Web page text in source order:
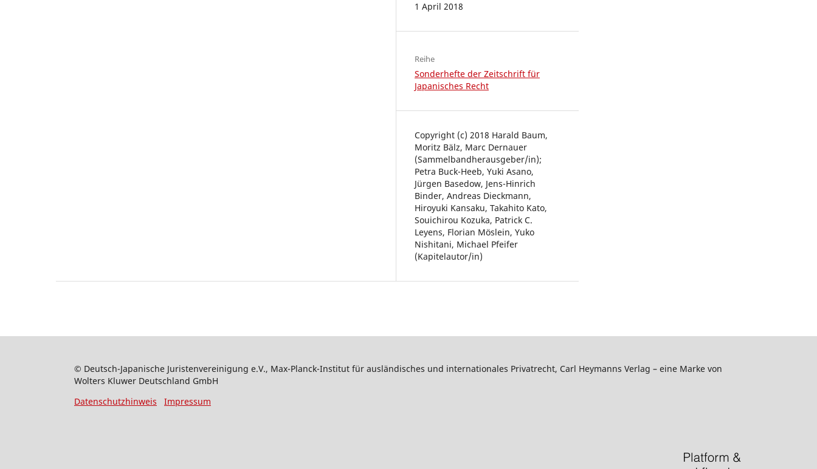
1 April 2018
Reihe
Sonderhefte der Zeitschrift für
Japanisches Recht
Copyright (c) 2018 Harald Baum,
Moritz Bälz, Marc Dernauer
(Sammelbandherausgeber/in);
Petra Buck-Heeb, Yuki Asano,
Jürgen Basedow, Jens-Hinrich
Binder, Andreas Dieckmann,
Hiroyuki Kansaku, Takahito Kato,
Souichirou Kozuka, Patrick C.
Leyens, Florian Möslein, Yuko
Nishitani, Michael Pfeifer
(Kapitelautor/in)
© Deutsch-Japanische Juristenvereinigung e.V., Max-Planck-Institut für ausländisches und internationales Privatrecht, Carl Heymanns Verlag – eine Marke von
Wolters Kluwer Deutschland GmbH
Datenschutzhinweis
Impressum